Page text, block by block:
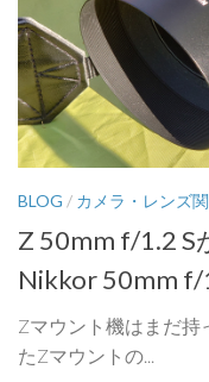
BLOG / カメラ・レンズ
Z 50mm f/1.2 S
Nikkor 50mm f/
Zマウント機はまだ持
たZマウントの...